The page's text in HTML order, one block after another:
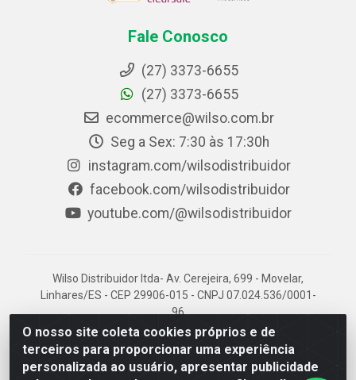
O nosso site coleta cookies próprios e de
terceiros para proporcionar uma experiência
personalizada ao usuário, apresentar publicidade
Fale Conosco
(27) 3373-6655
(27) 3373-6655
ecommerce@wilso.com.br
Seg a Sex: 7:30 às 17:30h
instagram.com/wilsodistribuidor
facebook.com/wilsodistribuidor
youtube.com/@wilsodistribuidor
Wilso Distribuidor ltda- Av. Cerejeira, 699 - Movelar,
Linhares/ES - CEP 29906-015 - CNPJ 07.024.536/0001-
96